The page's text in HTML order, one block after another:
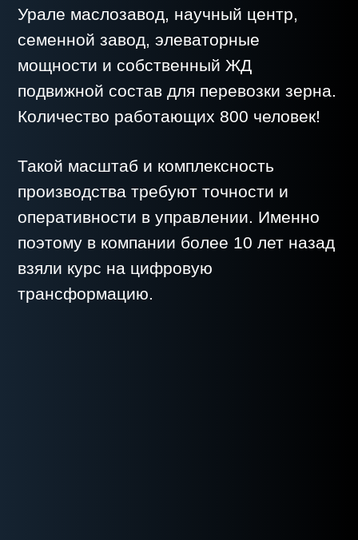
Роман Чаловский, начальник отдела ИТ
«Моя работа заключается в том,
чтобы закрывать потребности
руководства и даже юридического
отдела. С ростом предприятия мы
поняли, что без цифровизации и
автоматизации учета мы не сможем